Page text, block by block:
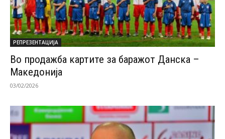
РЕПРЕЗЕНТАЦИЈА
Во продажба картите за баражот Данска –
Македонија
03/02/2026